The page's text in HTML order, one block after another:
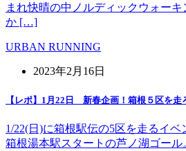
まれ快晴の中ノルディックウォー
か […]
URBAN RUNNING
2023年2月16日
【レポ】1月22日 新春企画！箱根５区を走
1/22(日)に箱根駅伝の5区を走るイベ
箱根湯本駅スタートの芦ノ湖ゴール